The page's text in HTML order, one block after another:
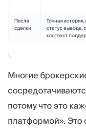
После
сделки
Точная
статус вывода,
контекст
Многие
потому что это
платформой». Это